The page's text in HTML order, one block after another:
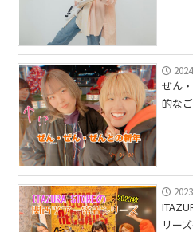
ぜん
的な
リー